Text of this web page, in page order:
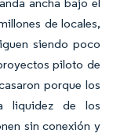
de locales,
siendo poco
piloto de
porque los
liquidez de los
sin conexión y